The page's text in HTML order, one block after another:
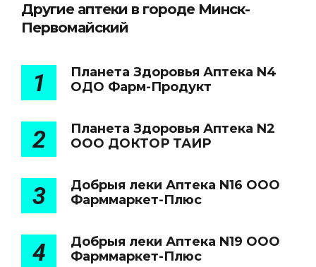
Другие аптеки в городе Минск-
Первомайский
1
Планета Здоровья Аптека N4
ОДО Фарм-Продукт
2
Планета Здоровья Аптека N2
ООО ДОКТОР ТАИР
3
Добрыя леки Аптека N16 ООО
Фарммаркет-Плюс
4
Добрыя леки Аптека N19 ООО
Фарммаркет-Плюс